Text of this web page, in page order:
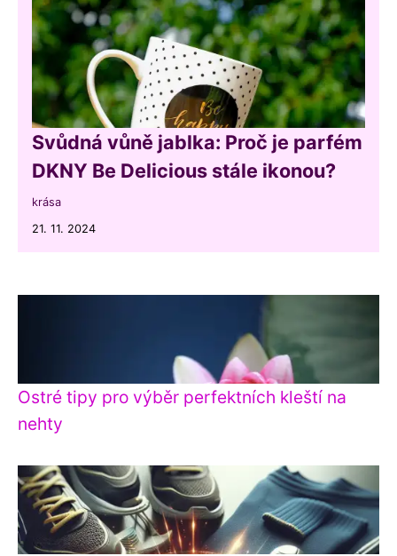
Svůdná vůně jablka: Proč je parfém
DKNY Be Delicious stále ikonou?
krása
21. 11. 2024
Ostré tipy pro výběr perfektních kleští na
nehty